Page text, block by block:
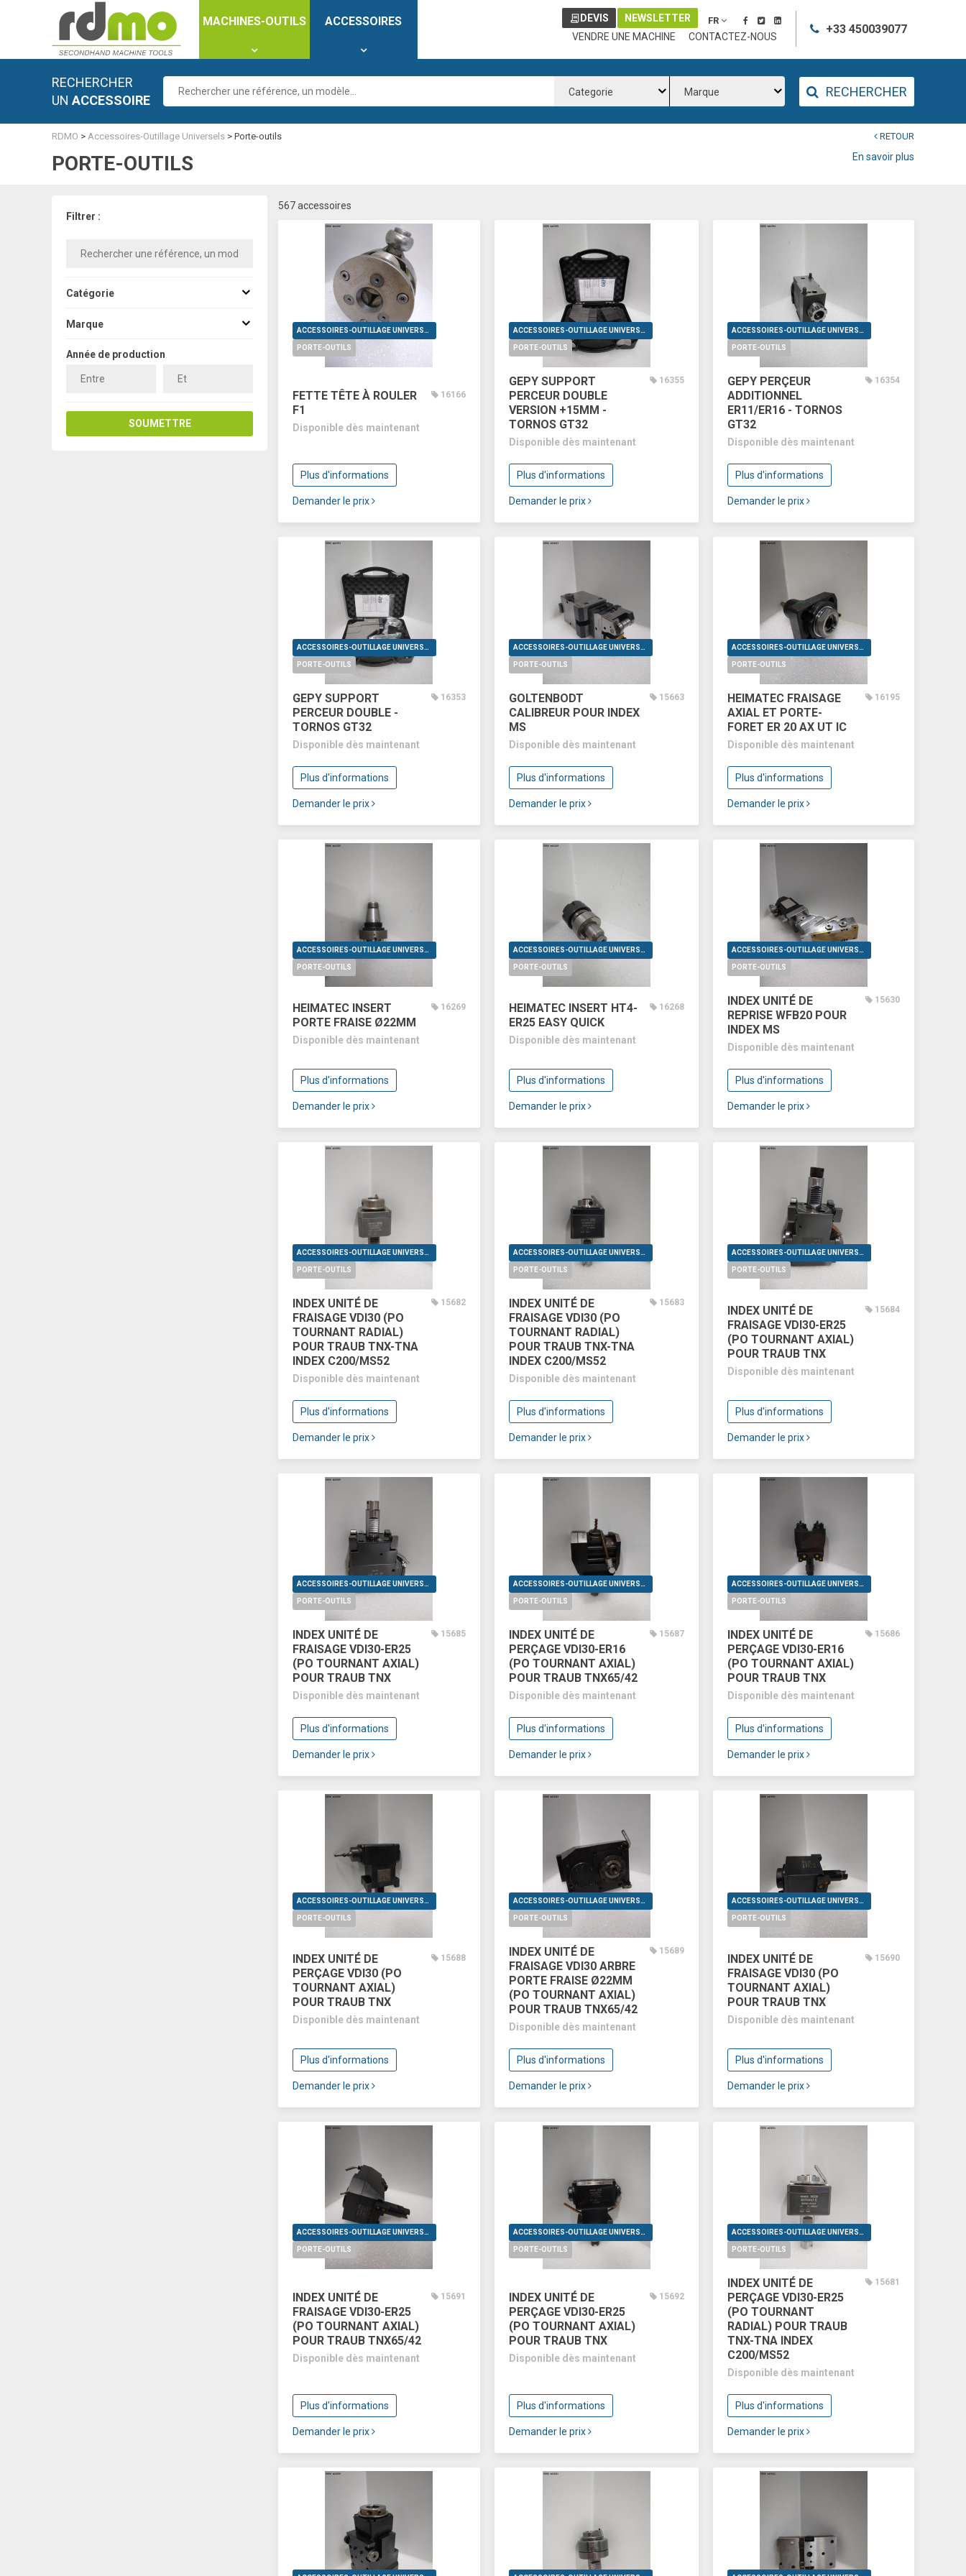
MACHINES-OUTILS ACCESSOIRES
+33 450039077
DEVIS NEWSLETTER FR
VENDRE UNE MACHINE CONTACTEZ-NOUS
RECHERCHER
UN ACCESSOIRE
Categorie Marque RECHERCHER
RETOUR
RDMO > Accessoires-Outillage Universels > Porte-outils
PORTE-OUTILS En savoir plus
Filtrer :
Catégorie
Marque
Année de production
SOUMETTRE
567 accessoires
ACCESSOIRES-OUTILLAGE UNIVERSELS
PORTE-OUTILS
FETTE TÊTE À ROULER
F1
16166
Disponible dès maintenant
Plus d'informations
Demander le prix
ACCESSOIRES-OUTILLAGE UNIVERSELS
PORTE-OUTILS
GEPY SUPPORT
PERCEUR DOUBLE
VERSION +15MM -
TORNOS GT32
16355
Disponible dès maintenant
Plus d'informations
Demander le prix
ACCESSOIRES-OUTILLAGE UNIVERSELS
PORTE-OUTILS
GEPY PERÇEUR
ADDITIONNEL
ER11/ER16 - TORNOS
GT32
16354
Disponible dès maintenant
Plus d'informations
Demander le prix
ACCESSOIRES-OUTILLAGE UNIVERSELS
PORTE-OUTILS
GEPY SUPPORT
PERCEUR DOUBLE -
TORNOS GT32
16353
Disponible dès maintenant
Plus d'informations
Demander le prix
ACCESSOIRES-OUTILLAGE UNIVERSELS
PORTE-OUTILS
GOLTENBODT
CALIBREUR POUR INDEX
MS
15663
Disponible dès maintenant
Plus d'informations
Demander le prix
ACCESSOIRES-OUTILLAGE UNIVERSELS
PORTE-OUTILS
HEIMATEC FRAISAGE
AXIAL ET PORTE-
FORET ER 20 AX UT IC
16195
Disponible dès maintenant
Plus d'informations
Demander le prix
ACCESSOIRES-OUTILLAGE UNIVERSELS
PORTE-OUTILS
HEIMATEC INSERT
PORTE FRAISE Ø22MM
16269
Disponible dès maintenant
Plus d'informations
Demander le prix
ACCESSOIRES-OUTILLAGE UNIVERSELS
PORTE-OUTILS
HEIMATEC INSERT HT4-
ER25 EASY QUICK
16268
Disponible dès maintenant
Plus d'informations
Demander le prix
ACCESSOIRES-OUTILLAGE UNIVERSELS
PORTE-OUTILS
INDEX UNITÉ DE
REPRISE WFB20 POUR
INDEX MS
15630
Disponible dès maintenant
Plus d'informations
Demander le prix
ACCESSOIRES-OUTILLAGE UNIVERSELS
PORTE-OUTILS
INDEX UNITÉ DE
FRAISAGE VDI30 (PO
TOURNANT RADIAL)
POUR TRAUB TNX-TNA
INDEX C200/MS52
15682
Disponible dès maintenant
Plus d'informations
Demander le prix
ACCESSOIRES-OUTILLAGE UNIVERSELS
PORTE-OUTILS
INDEX UNITÉ DE
FRAISAGE VDI30 (PO
TOURNANT RADIAL)
POUR TRAUB TNX-TNA
INDEX C200/MS52
15683
Disponible dès maintenant
Plus d'informations
Demander le prix
ACCESSOIRES-OUTILLAGE UNIVERSELS
PORTE-OUTILS
INDEX UNITÉ DE
FRAISAGE VDI30-ER25
(PO TOURNANT AXIAL)
POUR TRAUB TNX
15684
Disponible dès maintenant
Plus d'informations
Demander le prix
ACCESSOIRES-OUTILLAGE UNIVERSELS
PORTE-OUTILS
INDEX UNITÉ DE
FRAISAGE VDI30-ER25
(PO TOURNANT AXIAL)
POUR TRAUB TNX
15685
Disponible dès maintenant
Plus d'informations
Demander le prix
ACCESSOIRES-OUTILLAGE UNIVERSELS
PORTE-OUTILS
INDEX UNITÉ DE
PERÇAGE VDI30-ER16
(PO TOURNANT AXIAL)
POUR TRAUB TNX65/42
15687
Disponible dès maintenant
Plus d'informations
Demander le prix
ACCESSOIRES-OUTILLAGE UNIVERSELS
PORTE-OUTILS
INDEX UNITÉ DE
PERÇAGE VDI30-ER16
(PO TOURNANT AXIAL)
POUR TRAUB TNX
15686
Disponible dès maintenant
Plus d'informations
Demander le prix
ACCESSOIRES-OUTILLAGE UNIVERSELS
PORTE-OUTILS
INDEX UNITÉ DE
PERÇAGE VDI30 (PO
TOURNANT AXIAL)
POUR TRAUB TNX
15688
Disponible dès maintenant
Plus d'informations
Demander le prix
ACCESSOIRES-OUTILLAGE UNIVERSELS
PORTE-OUTILS
INDEX UNITÉ DE
FRAISAGE VDI30 ARBRE
PORTE FRAISE Ø22MM
(PO TOURNANT AXIAL)
POUR TRAUB TNX65/42
15689
Disponible dès maintenant
Plus d'informations
Demander le prix
ACCESSOIRES-OUTILLAGE UNIVERSELS
PORTE-OUTILS
INDEX UNITÉ DE
FRAISAGE VDI30 (PO
TOURNANT AXIAL)
POUR TRAUB TNX
15690
Disponible dès maintenant
Plus d'informations
Demander le prix
ACCESSOIRES-OUTILLAGE UNIVERSELS
PORTE-OUTILS
INDEX UNITÉ DE
FRAISAGE VDI30-ER25
(PO TOURNANT AXIAL)
POUR TRAUB TNX65/42
15691
Disponible dès maintenant
Plus d'informations
Demander le prix
ACCESSOIRES-OUTILLAGE UNIVERSELS
PORTE-OUTILS
INDEX UNITÉ DE
PERÇAGE VDI30-ER25
(PO TOURNANT AXIAL)
POUR TRAUB TNX
15692
Disponible dès maintenant
Plus d'informations
Demander le prix
ACCESSOIRES-OUTILLAGE UNIVERSELS
PORTE-OUTILS
INDEX UNITÉ DE
PERÇAGE VDI30-ER25
(PO TOURNANT
RADIAL) POUR TRAUB
TNX-TNA INDEX
C200/MS52
15681
Disponible dès maintenant
Plus d'informations
Demander le prix